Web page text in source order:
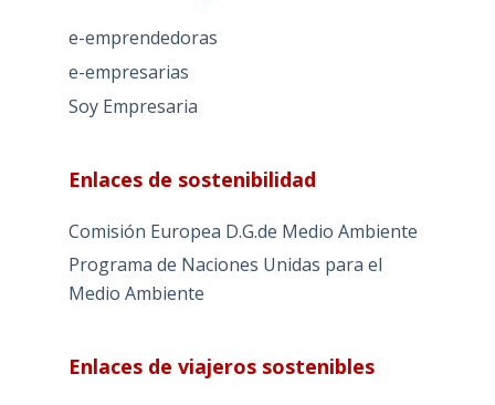
e-emprendedoras
e-empresarias
Soy Empresaria
Enlaces de sostenibilidad
Comisión Europea D.G.de Medio Ambiente
Programa de Naciones Unidas para el
Medio Ambiente
Enlaces de viajeros sostenibles